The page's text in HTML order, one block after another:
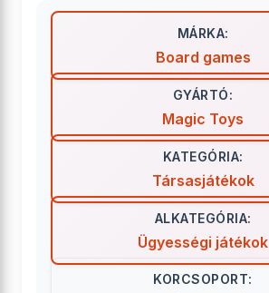
MÁRKA:
Board games
GYÁRTÓ:
Magic Toys
KATEGÓRIA:
Társasjátékok
ALKATEGÓRIA:
Ügyességi játékok
KORCSOPORT: